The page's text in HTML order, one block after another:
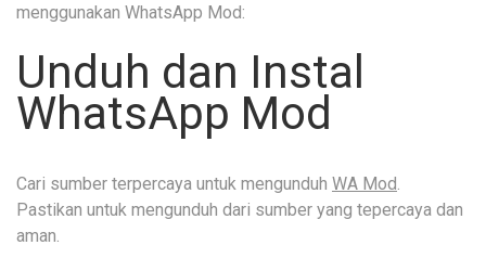
menggunakan WhatsApp Mod:
Unduh dan Instal
WhatsApp Mod
Cari sumber terpercaya untuk mengunduh WA Mod.
Pastikan untuk mengunduh dari sumber yang tepercaya dan
aman.